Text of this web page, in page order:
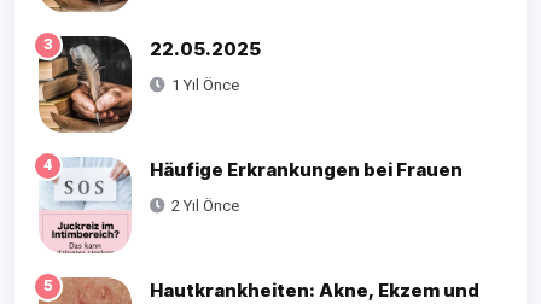
3 22.05.2025
1 Yıl Önce
4 Häufige Erkrankungen bei Frauen
2 Yıl Önce
5
Hautkrankheiten: Akne, Ekzem und